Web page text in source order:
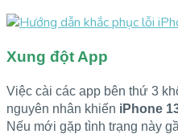
Xung đột App
Việc cài các app bên thứ 3
nguyên nhân khiến iPhone
Nếu mới gặp tình trạng này